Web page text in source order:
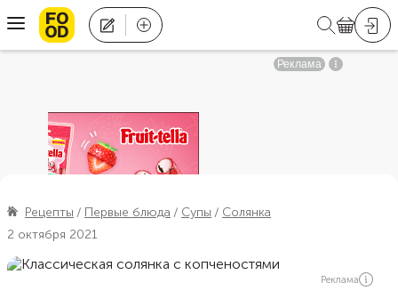
Рецепты Первые блюда Супы
Солянка
2 октября 2021
Реклама